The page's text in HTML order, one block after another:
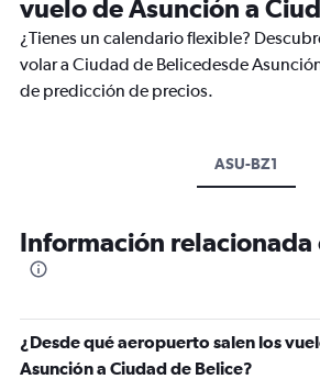
vuelo de Asunción a
¿Tienes un calendario flexible?
volar a Ciudad de Belicedesde
de predicción de precios.
ASU-BZ1
Información relacionada
¿Desde qué aeropuerto salen los
Asunción a Ciudad de Belice?